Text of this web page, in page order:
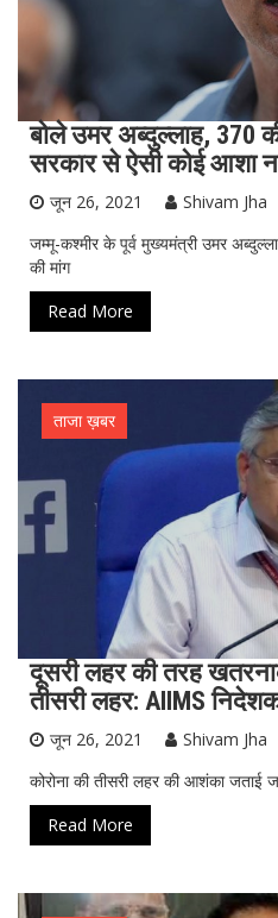
बोले उमर अब्दुल्लाह, 370 की
सरकार से ऐसी कोई आशा
जून 26, 2021
Shivam Jha
जम्मू-कश्मीर के पूर्व मुख्यमंत्री उमर
की मांग
Read More
ताजा ख़बर
दूसरी लहर की तरह
तीसरी लहर: AIIMS
जून 26, 2021
Shivam Jha
कोरोना की तीसरी लहर की आशंका जताई
Read More